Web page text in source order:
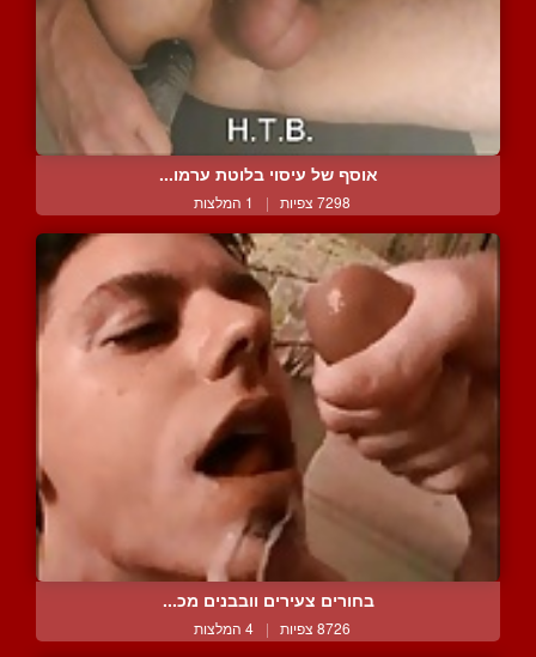
אוסף של עיסוי בלוטת ערמו...
7298 צפיות | 1 המלצות
בחורים צעירים וובבנים מכ...
8726 צפיות | 4 המלצות